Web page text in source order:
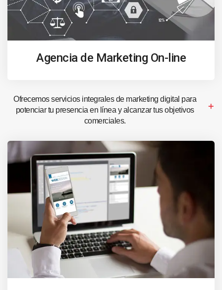
Agencia de Marketing On-line
Ofrecemos servicios integrales de marketing digital para
potenciar tu presencia en línea y alcanzar tus objetivos
comerciales.